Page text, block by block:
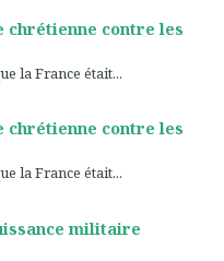
chrétienne contre les
la France était...
chrétienne contre les
la France était...
militaire